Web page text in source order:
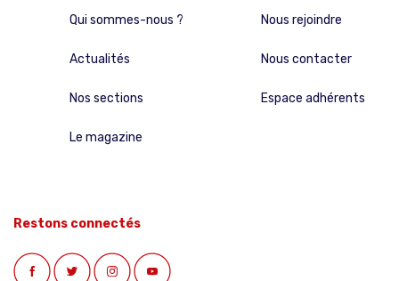
Qui sommes-nous ?
Actualités
Nos sections
Le magazine
Nous rejoindre
Nous contacter
Espace adhérents
Restons connectés